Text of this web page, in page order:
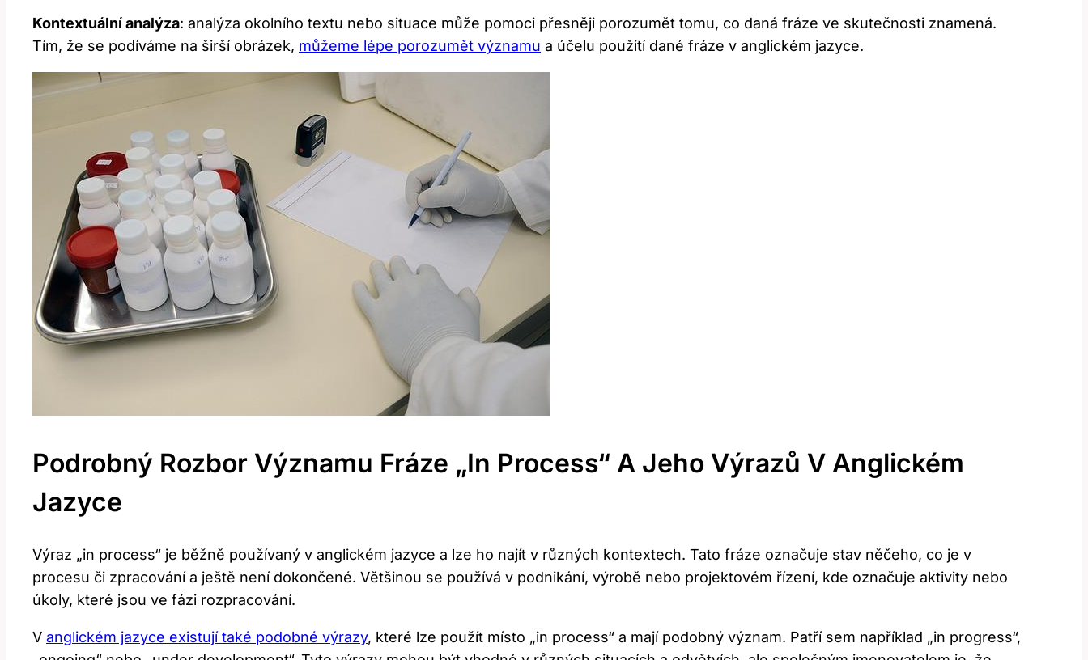
Kontextuální analýza: analýza okolního textu nebo situace může pomoci přesněji porozumět tomu, co daná fráze ve skutečnosti znamená.
Tím, že se podíváme na širší obrázek, můžeme lépe porozumět významu a účelu použití dané fráze v anglickém jazyce.
Podrobný Rozbor Významu Fráze „in Process“ A Jeho Výrazů V Anglickém
Jazyce
Výraz „in process“ je běžně používaný v anglickém jazyce a lze ho najít v různých kontextech. Tato fráze označuje stav něčeho, co je v
procesu či zpracování a ještě není dokončené. Většinou se používá v podnikání, výrobě nebo projektovém řízení, kde označuje aktivity nebo
úkoly, které jsou ve fázi rozpracování.
V anglickém jazyce existují také podobné výrazy, které lze použít místo „in process“ a mají podobný význam. Patří sem například „in progress“,